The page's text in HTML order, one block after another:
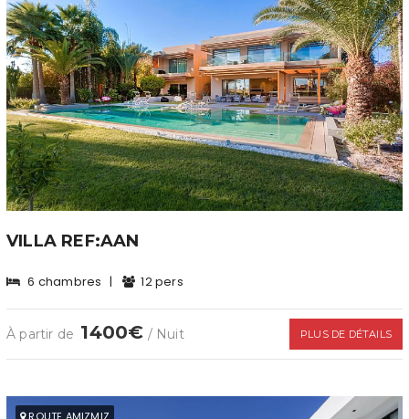
VILLA REF:AAN
6 chambres | 12 pers
À partir de 1400€ / Nuit PLUS DE DÉTAILS
ROUTE AMIZMIZ